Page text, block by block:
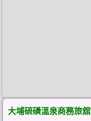
大埔硫磺溫泉商務旅舘